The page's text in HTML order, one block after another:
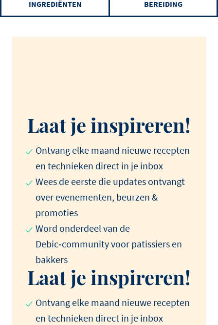
INGREDIËNTEN BEREIDING
Laat je inspireren!
Ontvang elke maand nieuwe recepten
en technieken direct in je inbox
Wees de eerste die updates ontvangt
over evenementen, beurzen &
promoties
Word onderdeel van de
Debic‑community voor patissiers en
bakkers
Laat je inspireren!
Ontvang elke maand nieuwe recepten
en technieken direct in je inbox